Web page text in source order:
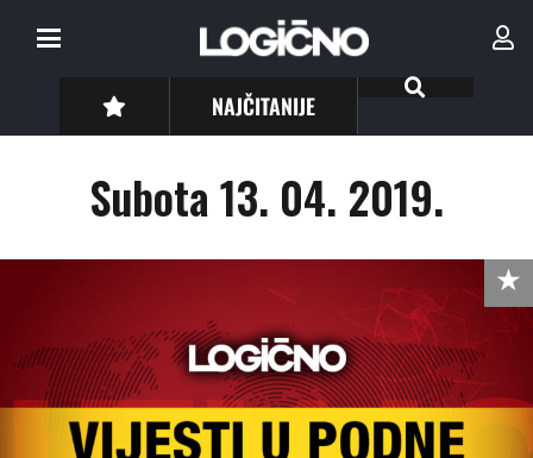
NAJČITANIJE
Subota 13. 04. 2019.